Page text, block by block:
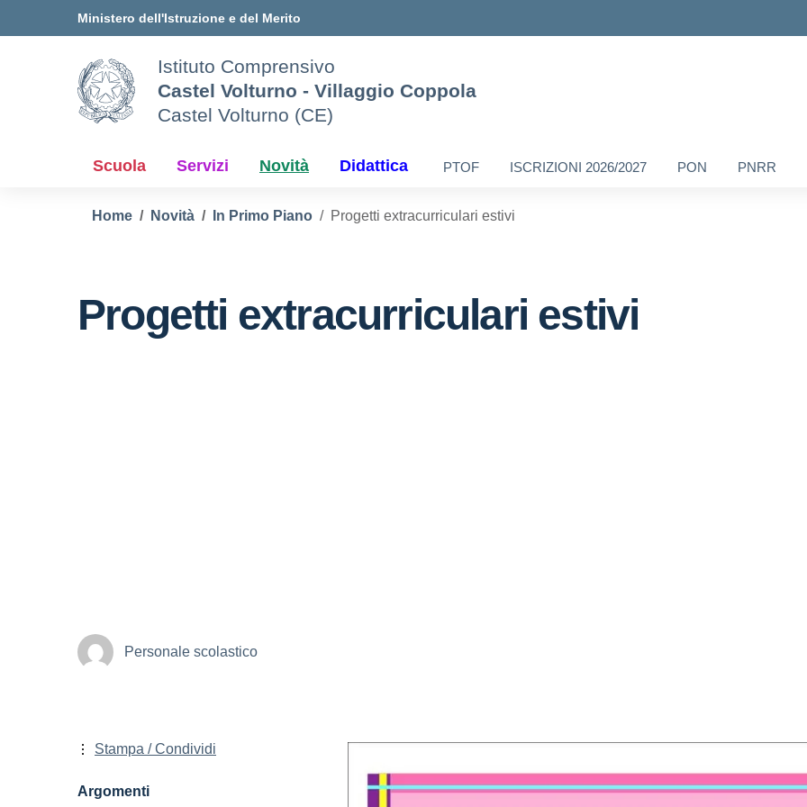
Ministero dell'Istruzione e del Merito
Istituto Comprensivo
Castel Volturno - Villaggio Coppola
Castel Volturno (CE)
Scuola Servizi Novità Didattica PTOF ISCRIZIONI 2026/2027 PON PNRR
Home Novità In Primo Piano Progetti extracurriculari estivi
Progetti extracurriculari estivi
Personale scolastico
Stampa / Condividi
Argomenti